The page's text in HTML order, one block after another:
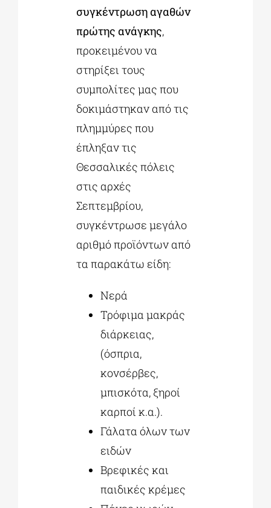
συγκέντρωση αγαθών
πρώτης ανάγκης,
προκειμένου να
στηρίξει τους
συμπολίτες μας που
δοκιμάστηκαν από τις
πλημμύρες που
έπληξαν τις
Θεσσαλικές πόλεις
στις αρχές
Σεπτεμβρίου,
συγκέντρωσε μεγάλο
αριθμό προϊόντων από
τα παρακάτω είδη:
Νερά
Τρόφιμα μακράς
διάρκειας,
(όσπρια,
κονσέρβες,
μπισκότα, ξηροί
καρποί κ.α.).
Γάλατα όλων των
ειδών
Βρεφικές και
παιδικές κρέμες